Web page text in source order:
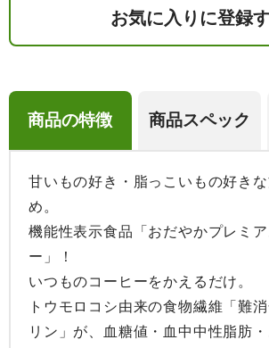
お気に入りに登録
商品の特徴 商品スペック
甘いもの好き・脂っこいもの好き
め。
機能性表示食品「おだやかプレミア
ー」！
いつものコーヒーをかえるだけ。
トウモロコシ由来の食物繊維「難
リン」が、血糖値・血中中性脂肪